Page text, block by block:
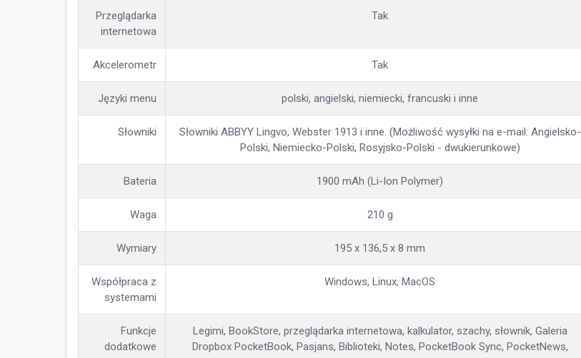
Przeglądarka
internetowa
Tak
Akcelerometr Tak
Języki menu polski, angielski, niemiecki, francuski i inne
Słowniki
Słowniki ABBYY Lingvo, Webster 1913 i inne. (Możliwość wysyłki na e-mail: Angielsko-
Polski, Niemiecko-Polski, Rosyjsko-Polski - dwukierunkowe)
Bateria 1900 mAh (Li-Ion Polymer)
Waga 210 g
Wymiary 195 x 136,5 x 8 mm
Współpraca z
systemami
Windows, Linux, MacOS
Funkcje
dodatkowe
Legimi, BookStore, przeglądarka internetowa, kalkulator, szachy, słownik, Galeria
Dropbox PocketBook, Pasjans, Biblioteki, Notes, PocketBook Sync, PocketNews,